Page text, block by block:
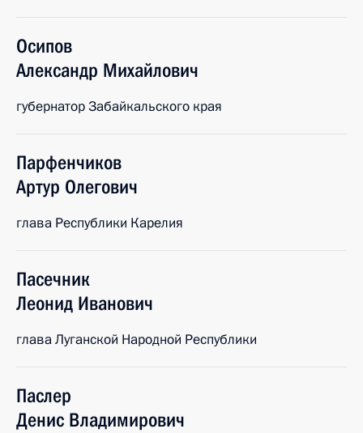
Осипов
Александр Михайлович
губернатор Забайкальского края
Парфенчиков
Артур Олегович
глава Республики Карелия
Пасечник
Леонид Иванович
глава Луганской Народной Республики
Паслер
Денис Владимирович